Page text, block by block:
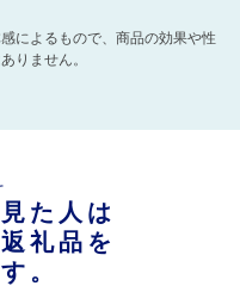
によるもので、商品の効果や性
りません。
た人は
礼品を
。